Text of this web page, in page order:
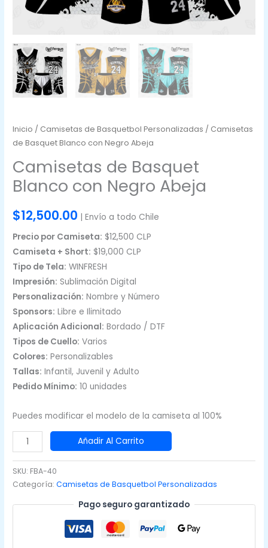
Inicio / Camisetas de Basquetbol Personalizadas / Camisetas
de Basquet Blanco con Negro Abeja
Camisetas de Basquet
Blanco con Negro Abeja
$12,500.00 | Envío a todo Chile
Precio por Camiseta: $12,500 CLP
Camiseta + Short: $19,000 CLP
Tipo de Tela: WINFRESH
Impresión: Sublimación Digital
Personalización: Nombre y Número
Sponsors: Libre e Ilimitado
Aplicación Adicional: Bordado / DTF
Tipos de Cuello: Varios
Colores: Personalizables
Tallas: Infantil, Juvenil y Adulto
Pedido Mínimo: 10 unidades
Puedes modificar el modelo de la camiseta al 100%
Camisetas
de
Basquet
Blanco
Añadir Al Carrito
SKU: FBA-40
Categoría:Camisetas de Basquetbol Personalizadas
Pago seguro garantizado